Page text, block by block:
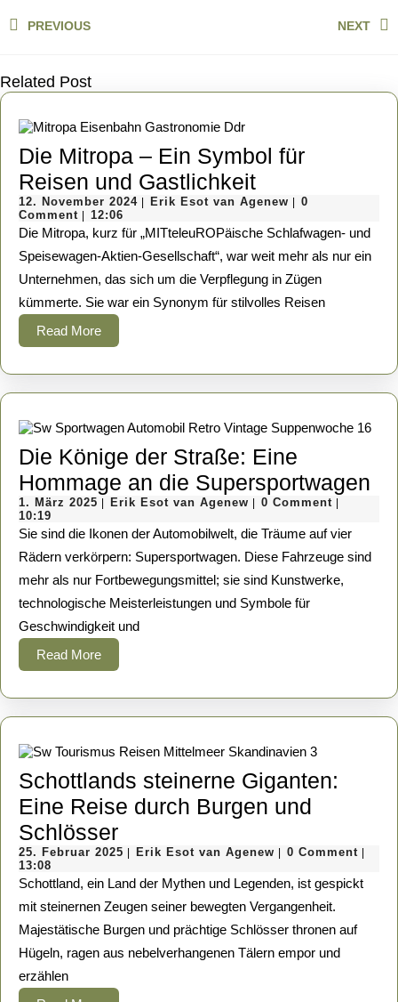
PREVIOUS
post:
NEXT
Related Post
Die Mitropa – Ein Symbol für
Reisen und GastlichkeitDie
Mitropa
–
Ein
Symbol
für
Gastlichkeit
12. November 202412.
2024
Erik Esot van Agenew Erik
van
Agenew
0
Comment
12:06
Die Mitropa, kurz für „MITteleuROPäische Schlafwagen- und
Speisewagen-Aktien-Gesellschaft“, war weit mehr als nur ein
Unternehmen, das sich um die Verpflegung in Zügen
kümmerte. Sie war ein Synonym für stilvolles Reisen
Read MoreRead
More
Die Könige der Straße: Eine
Hommage an die Supersportwagen
1. März 2025 1.
2025
Erik Esot van Agenew Erik
van
Agenew
0 Comment
10:19
Sie sind die Ikonen der Automobilwelt, die Träume auf vier
Rädern verkörpern: Supersportwagen. Diese Fahrzeuge sind
mehr als nur Fortbewegungsmittel; sie sind Kunstwerke,
technologische Meisterleistungen und Symbole für
Geschwindigkeit und
Read MoreRead
More
Schottlands steinerne Giganten:
Eine Reise durch Burgen und
SchlösserSchottlands
steinerne
Giganten:
Eine
Reise
durch
Burgen
25. Februar 2025 25.
2025
Erik Esot van Agenew Erik
van
Agenew
0 Comment
13:08
Schottland, ein Land der Mythen und Legenden, ist gespickt
mit steinernen Zeugen seiner bewegten Vergangenheit.
Majestätische Burgen und prächtige Schlösser thronen auf
Hügeln, ragen aus nebelverhangenen Tälern empor und
erzählen